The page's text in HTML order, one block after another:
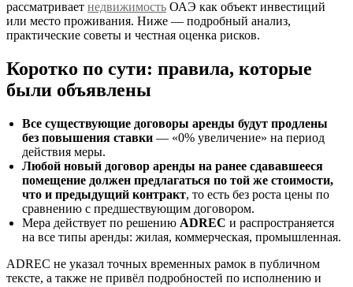
рассматривает недвижимость ОАЭ как объект инвестиций
или место проживания. Ниже — подробный анализ,
практические советы и честная оценка рисков.
Коротко по сути: правила, которые
были объявлены
Все существующие договоры аренды будут продлены
без повышения ставки — «0% увеличение» на период
действия меры.
Любой новый договор аренды на ранее сдававшееся
помещение должен предлагаться по той же стоимости,
что и предыдущий контракт, то есть без роста цены по
сравнению с предшествующим договором.
Мера действует по решению ADREC и распространяется
на все типы аренды: жилая, коммерческая, промышленная.
ADREC не указал точных временных рамок в публичном
тексте, а также не привёл подробностей по исполнению и